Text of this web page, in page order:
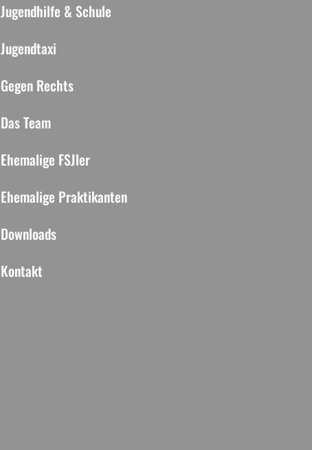
Jugendhilfe & Schule
Jugendtaxi
Gegen Rechts
Das Team
Ehemalige FSJler
Ehemalige Praktikanten
Downloads
Kontakt